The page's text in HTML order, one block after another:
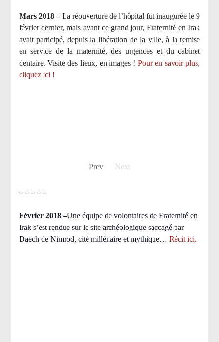
Mars 2018 –La réouverture de l’hôpital fut inaugurée le 9
février dernier, mais avant ce grand jour, Fraternité en Irak
avait participé, depuis la libération de la ville, à la remise
en service de la maternité, des urgences et du cabinet
dentaire. Visite des lieux, en images !Pour en savoir plus,
cliquez ici !
Prev Next
– – – – –
Février 2018 –Une équipe de volontaires de Fraternité en
Irak s’est rendue sur le site archéologique saccagé par
Daech de Nimrod, cité millénaire et mythique… Récit ici.